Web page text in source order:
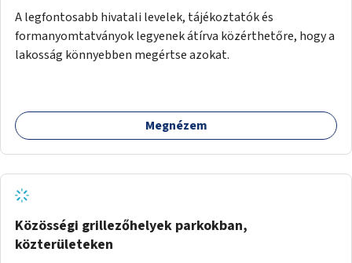
A legfontosabb hivatali levelek, tájékoztatók és
formanyomtatványok legyenek átírva közérthetőre, hogy a
lakosság könnyebben megértse azokat.
Megnézem
Közösségi grillezőhelyek parkokban,
közterületeken